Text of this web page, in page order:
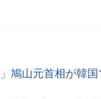
」鳩山元首相が韓